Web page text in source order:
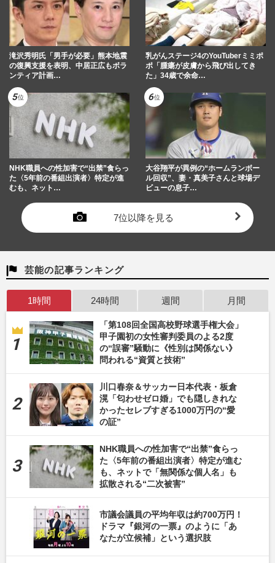
滝沢秀明氏「男手が必要」熊本地震
の復興支援を表明、中居正広もボラ
ンティア計画…
乳がんステージ4のYouTuberミミポ
ポ「腫瘍が皮膚から飛び出してき
た」34歳で余命…
NHK職員への性加害で“出禁”食らっ
た〈5年前の番組出演者〉特定が進
むも、ネット…
大谷翔平が異例の“ホームランボー
ル回収”、妻・真美子さんと球場デ
ビューの息子…
7位以降を見る
芸能の記事ランキング
1時間 24時間 週間 月間
「第108回全国高校野球選手権大会」
甲子園初の女性審判委員のよる2度
の“誤審”騒動に《性別は関係ない》
問われる“資質と技術”
川口春奈＆サッカー日本代表・板倉
滉「匂わせゼロ婚」でも隠しきれな
かったセレブすぎる1000万円の“愛
の証”
NHK職員への性加害で“出禁”食らっ
た〈5年前の番組出演者〉特定が進む
も、ネットで「無関係な個人名」も
拡散される“二次被害”
市議会議員の平均年収は約700万円！
ドラマ『銀河の一票』のように「あ
なたが立候補」という選択肢